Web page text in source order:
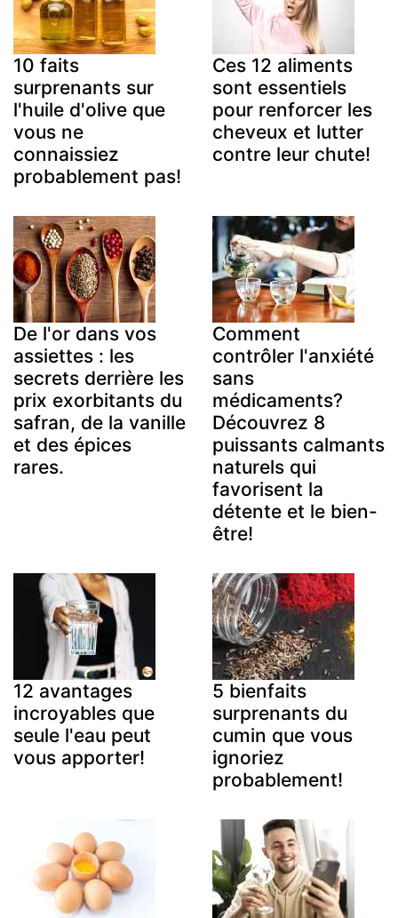
10 faits
surprenants sur
l'huile d'olive que
vous ne
connaissiez
probablement pas!
Ces 12 aliments
sont essentiels
pour renforcer les
cheveux et lutter
contre leur chute!
De l'or dans vos
assiettes : les
secrets derrière les
prix exorbitants du
safran, de la vanille
et des épices
rares.
Comment
contrôler l'anxiété
sans
médicaments?
Découvrez 8
puissants calmants
naturels qui
favorisent la
détente et le bien-
être!
12 avantages
incroyables que
seule l'eau peut
vous apporter!
5 bienfaits
surprenants du
cumin que vous
ignoriez
probablement!